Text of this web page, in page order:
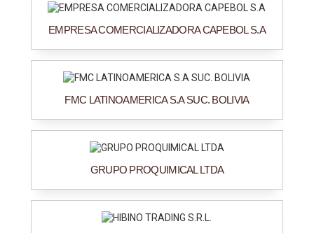
EMPRESA COMERCIALIZADORA CAPEBOL S.A
FMC LATINOAMERICA S.A SUC. BOLIVIA
GRUPO PROQUIMICAL LTDA